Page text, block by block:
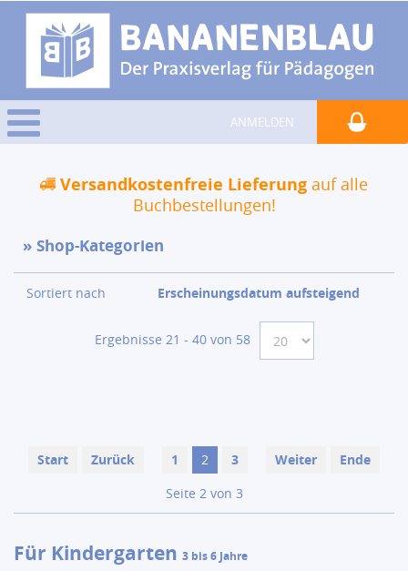
ANMELDEN
Versandkostenfreie Lieferung auf alle
Buchbestellungen!
Shop-Kategorien
Sortiert nach Erscheinungsdatum aufsteigend
Ergebnisse 21 - 40 von 58
Start Zurück 1 2 3 Weiter
Ende
Seite 2 von 3
Für Kindergarten 3 bis 6 Jahre